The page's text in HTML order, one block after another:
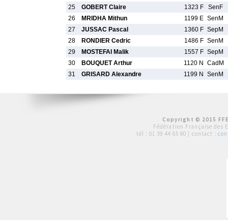
25
GOBERT Claire 1323 F
SenF
26
MRIDHA Mithun 1199 E SenM
27
JUSSAC Pascal 1360 F SepM
28
RONDIER Cedric 1486 F SenM
29
MOSTEFAI Malik 1557 F SepM
30
BOUQUET Arthur 1120 N
CadM
31
GRISARD Alexandre 1199 N SenM
Copyright © 2015
Fédération Française des
tél : 01 39 44 65 80 | contact :